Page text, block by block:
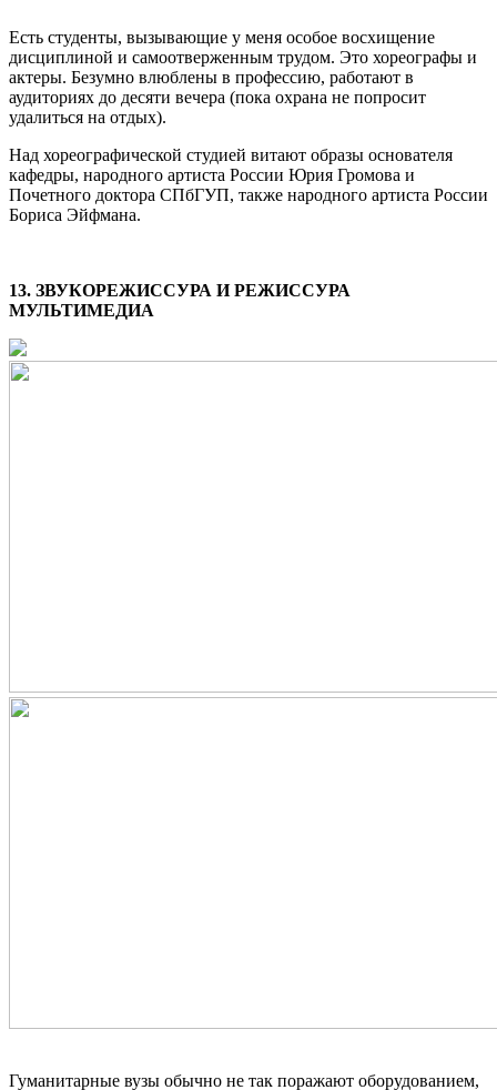
Есть студенты, вызывающие у меня особое восхищение
дисциплиной и самоотверженным трудом. Это хореографы и
актеры. Безумно влюблены в профессию, работают в
аудиториях до десяти вечера (пока охрана не попросит
удалиться на отдых).
Над хореографической студией витают образы основателя
кафедры, народного артиста России Юрия Громова и
Почетного доктора СПбГУП, также народного артиста России
Бориса Эйфмана.
13. ЗВУКОРЕЖИССУРА И РЕЖИССУРА
МУЛЬТИМЕДИА
Гуманитарные вузы обычно не так поражают оборудованием,